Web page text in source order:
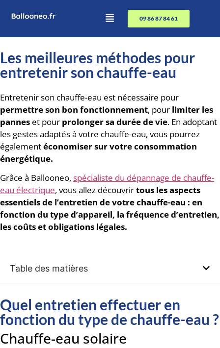
09 86 87 84 61
Les meilleures méthodes pour
entretenir son chauffe-eau
Entretenir son chauffe-eau est nécessaire pour
permettre son bon fonctionnement, pour limiter les
pannes et pour prolonger sa durée de vie. En adoptant
les gestes adaptés à votre chauffe-eau, vous pourrez
égalementéconomiser sur votre consommation
énergétique.
Grâce à Ballooneo, spécialiste du dépannage de chauffe-
eau électrique, vous allez découvrirtous les aspects
essentiels de l’entretien de votre chauffe-eau : en
fonction du type d’appareil, la fréquence d’entretien,
les coûts et obligations légales.
Table des matières
Quel entretien effectuer en
fonction du type de chauffe-eau ?
Chauffe-eau solaire